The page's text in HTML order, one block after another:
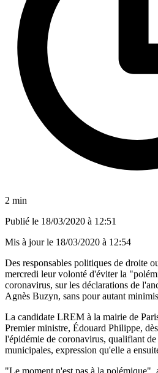
2 min
Publié le 18/03/2020 à 12:51
Mis à jour le 18/03/2020 à 12:54
Des responsables politiques de droite
mercredi leur volonté d'éviter la
coronavirus, sur les déclarations de
Agnès Buzyn, sans pour autant
La candidate LREM à la mairie de
Premier ministre, Édouard Philippe,
l'épidémie de coronavirus, qualifiant
municipales, expression qu'elle a
"Le moment n'est pas à la polémique",